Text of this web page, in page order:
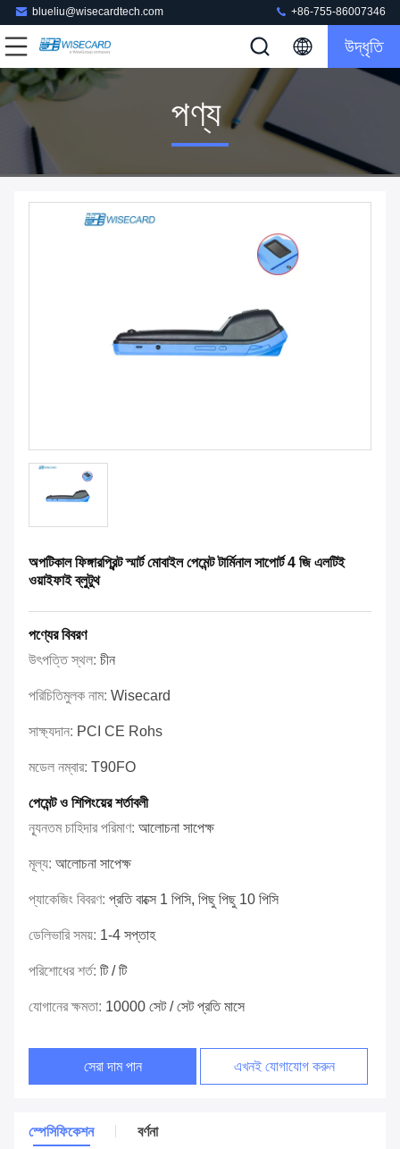
blueliu@wisecardtech.com +86-755-86007346
উদ্ধৃতি
পণ্য
অপটিকাল ফিঙ্গারপ্রিন্ট স্মার্ট মোবাইল পেমেন্ট টার্মিনাল সাপোর্ট 4 জি এলটিই
ওয়াইফাই ব্লুটুথ
পণ্যের বিবরণ
উৎপত্তি স্থল: চীন
পরিচিতিমুলক নাম: Wisecard
সাক্ষ্যদান: PCI CE Rohs
মডেল নম্বার: T90FO
পেমেন্ট ও শিপিংয়ের শর্তাবলী
ন্যূনতম চাহিদার পরিমাণ: আলোচনা সাপেক্ষ
মূল্য: আলোচনা সাপেক্ষ
প্যাকেজিং বিবরণ: প্রতি বাক্সে 1 পিসি, পিছু পিছু 10 পিসি
ডেলিভারি সময়: 1-4 সপ্তাহ
পরিশোধের শর্ত: টি / টি
যোগানের ক্ষমতা: 10000 সেট / সেট প্রতি মাসে
সেরা দাম পান এখনই যোগাযোগ করুন
স্পেসিফিকেশন বর্ণনা